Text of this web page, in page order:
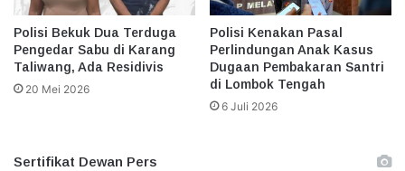
Polisi Bekuk Dua Terduga
Pengedar Sabu di Karang
Taliwang, Ada Residivis
20 Mei 2026
Polisi Kenakan Pasal
Perlindungan Anak Kasus
Dugaan Pembakaran Santri
di Lombok Tengah
6 Juli 2026
Sertifikat Dewan Pers